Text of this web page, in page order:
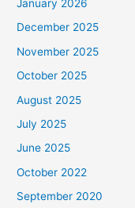
January 2026
December 2025
November 2025
October 2025
August 2025
July 2025
June 2025
October 2022
September 2020